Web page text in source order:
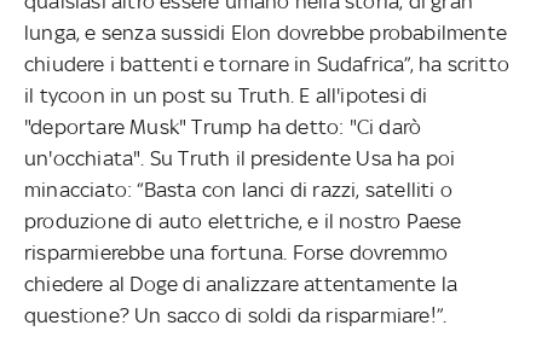
lunga, e senza sussidi Elon dovrebbe probabilmente
chiudere i battenti e tornare in Sudafrica”, ha scritto
il tycoon in un post su Truth. E all'ipotesi di
"deportare Musk" Trump ha detto: "Ci darò
un'occhiata". Su Truth il presidente Usa ha poi
minacciato: “Basta con lanci di razzi, satelliti o
produzione di auto elettriche, e il nostro Paese
risparmierebbe una fortuna. Forse dovremmo
chiedere al Doge di analizzare attentamente la
questione? Un sacco di soldi da risparmiare!”.